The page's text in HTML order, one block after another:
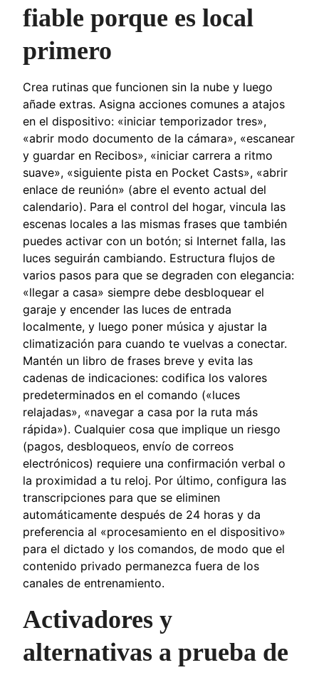
fiable porque es local
primero
Crea rutinas que funcionen sin la nube y luego
añade extras. Asigna acciones comunes a atajos
en el dispositivo: «iniciar temporizador tres»,
«abrir modo documento de la cámara», «escanear
y guardar en Recibos», «iniciar carrera a ritmo
suave», «siguiente pista en Pocket Casts», «abrir
enlace de reunión» (abre el evento actual del
calendario). Para el control del hogar, vincula las
escenas locales a las mismas frases que también
puedes activar con un botón; si Internet falla, las
luces seguirán cambiando. Estructura flujos de
varios pasos para que se degraden con elegancia:
«llegar a casa» siempre debe desbloquear el
garaje y encender las luces de entrada
localmente, y luego poner música y ajustar la
climatización para cuando te vuelvas a conectar.
Mantén un libro de frases breve y evita las
cadenas de indicaciones: codifica los valores
predeterminados en el comando («luces
relajadas», «navegar a casa por la ruta más
rápida»). Cualquier cosa que implique un riesgo
(pagos, desbloqueos, envío de correos
electrónicos) requiere una confirmación verbal o
la proximidad a tu reloj. Por último, configura las
transcripciones para que se eliminen
automáticamente después de 24 horas y da
preferencia al «procesamiento en el dispositivo»
para el dictado y los comandos, de modo que el
contenido privado permanezca fuera de los
canales de entrenamiento.
Activadores y
alternativas a prueba de